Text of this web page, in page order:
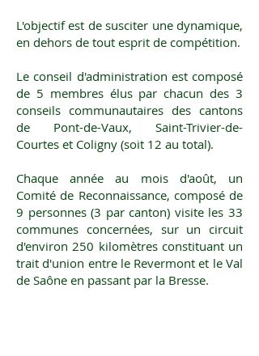
L'objectif est de susciter une dynamique,
en dehors de tout esprit de compétition.
Le conseil d'administration est composé
de 5 membres élus par chacun des 3
conseils communautaires des cantons
de Pont-de-Vaux, Saint-Trivier-de-
Courtes et Coligny (soit 12 au total).
Chaque année au mois d'août, un
Comité de Reconnaissance, composé de
9 personnes (3 par canton) visite les 33
communes concernées, sur un circuit
d'environ 250 kilomètres constituant un
trait d'union entre le Revermont et le Val
de Saône en passant par la Bresse.